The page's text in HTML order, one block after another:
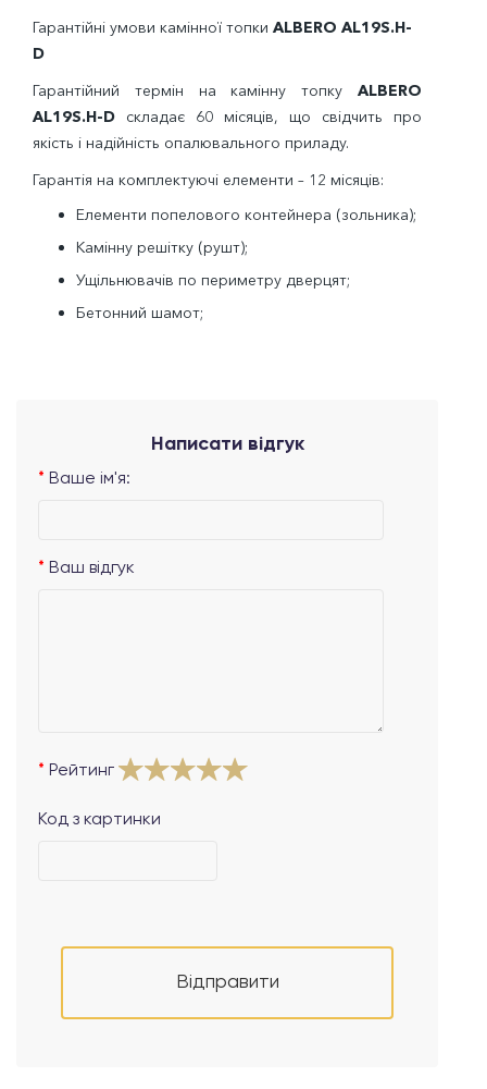
Гарантійні умови камінної топки ALBERO AL19S.H-
D
Гарантійний термін на камінну топку ALBERO
AL19S.H-D складає 60 місяців, що свідчить про
якість і надійність опалювального приладу.
Гарантія на комплектуючі елементи – 12 місяців:
Елементи попелового контейнера (зольника);
Камінну решітку (рушт);
Ущільнювачів по периметру дверцят;
Бетонний шамот;
Написати відгук
Ваше ім'я:
Ваш відгук
Рейтинг
Код з картинки
Відправити